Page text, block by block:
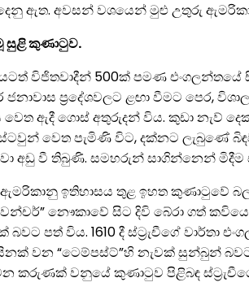
ඇත. අවසන් වශයෙන් මුළු උතුරු
සුළි කුණාටුව.
විජිතවාදීන් 500ක් පමණ
ප්‍රදේශවලට ළඟා වීමට පෙර,
ඇදී ගොස් අතුරුදන් විය. කුඩා නැව්
වෙත පැමිණි විට, දක්නට ලැබුණේ
අඩු වී තිබුණි. සමහරුන් සාගින්නෙන් මිදීම
ඉතිහාසය තුළ ඉහත කුණාටුවේ
නෞකාවේ සිට දිවි බේරා ගත්
පත් විය. 1610 දී ස්ට්‍රැචීගේ වාර්තා
වන “ටෙම්පස්ට්”හි නැවක් සුන්බුන්
කරුණක් වනුයේ කුණාටුව පිළිබඳ